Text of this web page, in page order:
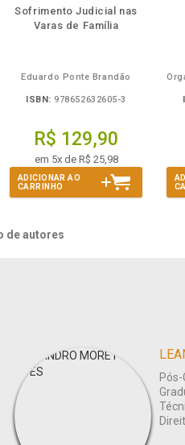
disponível
em
Disponível
na
páginas
Sofrimento Judicial nas
Varas de Família
Eduardo Ponte Brandão
ISBN: 978652632605-3
R$ 129,90
em 5x de R$ 25,98
ADICIONAR AO
CARRINHO
de autores